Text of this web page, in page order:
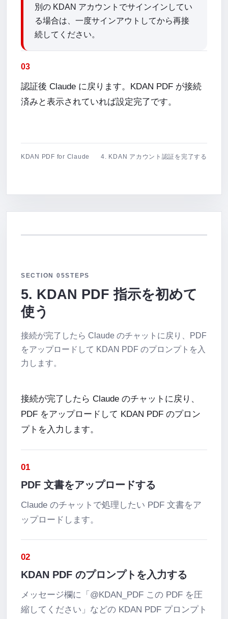
別の KDAN アカウントでサインインしてい
る場合は、一度サインアウトしてから再接
続してください。
03
認証後 Claude に戻ります。KDAN PDF が接続
済みと表示されていれば設定完了です。
KDAN PDF for Claude 4. KDAN アカウント認証を完了する
SECTION 05STEPS
5. KDAN PDF 指示を初めて
使う
接続が完了したら Claude のチャットに戻り、PDF
をアップロードして KDAN PDF のプロンプトを入
力します。
接続が完了したら Claude のチャットに戻り、
PDF をアップロードして KDAN PDF のプロン
プトを入力します。
01
PDF 文書をアップロードする
Claude のチャットで処理したい PDF 文書をア
ップロードします。
02
KDAN PDF のプロンプトを入力する
メッセージ欄に「@KDAN_PDF この PDF を圧
縮してください」などの KDAN PDF プロンプト